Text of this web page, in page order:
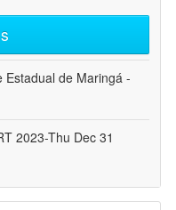
Estadual de Maringá -
2023-Thu Dec 31